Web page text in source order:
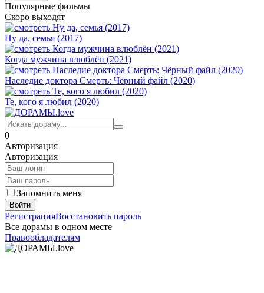
Популярные фильмы
Скоро выходят
Ну да, семья (2017)
Когда мужчина влюблён (2021)
Наследие доктора Смерть: Чёрный файл (2020)
Те, кого я любил (2020)
0
Авторизация
Авторизация
Запомнить меня
Войти
РегистрацияВосстановить пароль
Все дорамы в одном месте
Правообладателям